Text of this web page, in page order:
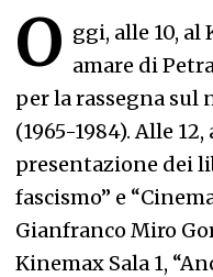
O ggi, alle 10, al
amare di
per la rassegna sul
(1965-1984). Alle
presentazione dei
fascismo” e
Gianfranco Miro
Kinemax Sala 1,